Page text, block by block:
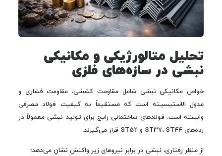
تحلیل متالورژیکی و مکانیکی
نبشی در سازه‌های فلزی
خواص مکانیکی نبشی شامل مقاومت کششی، مقاومت فشاری و
مدول الاستیسیته است که مستقیماً به کیفیت فولاد مصرفی
وابسته است. فولادهای ساختمانی رایج برای تولید نبشی معمولاً در
رده‌های ST37، ST44 و ST52 قرار می‌گیرند.
از منظر رفتاری، نبشی در برابر نیروهای زیر واکنش نشان می‌دهد: